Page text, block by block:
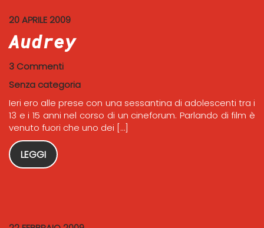
20 APRILE 2009
Audrey
3 Commenti
Senza categoria
Ieri ero alle prese con una sessantina di adolescenti tra i
13 e i 15 anni nel corso di un cineforum. Parlando di film è
venuto fuori che uno dei […]
LEGGI